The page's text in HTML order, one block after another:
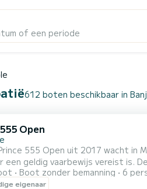
of een periode
612 boten beschikbaar in
Open
uit 2017 wacht in Medulin! De boot heeft een capaciteit voor 6 personen en een
een geldig vaarbewijs vereist is.
vinden we een groot zonnedek, bimini, USB-aansluiting.
Boot zonder bemanning 6
eigenaar